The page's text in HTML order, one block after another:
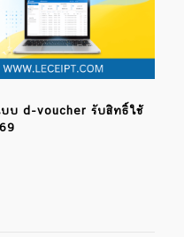
บบ d-voucher รับสิทธิ์ใช้